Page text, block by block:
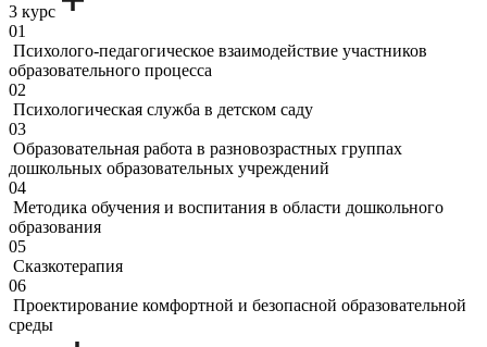
3 курс
01
Психолого-педагогическое взаимодействие участников
образовательного процесса
02
Психологическая служба в детском саду
03
Образовательная работа в разновозрастных группах
дошкольных образовательных учреждений
04
Методика обучения и воспитания в области дошкольного
образования
05
Сказкотерапия
06
Проектирование комфортной и безопасной образовательной
среды